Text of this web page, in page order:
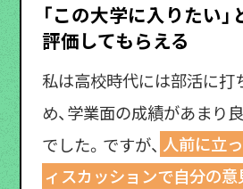
「この大学に入りたい
評価してもらえる
私は高校時代には部活に打
め、学業面の成績があまり
でした。ですが、 人前に立
ィスカッションで自分の意